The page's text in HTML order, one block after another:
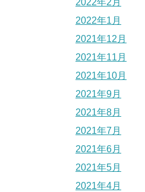
2022年2月
2022年1月
2021年12月
2021年11月
2021年10月
2021年9月
2021年8月
2021年7月
2021年6月
2021年5月
2021年4月